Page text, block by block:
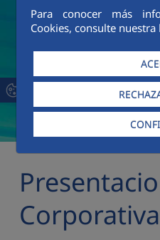
Para conocer más
Cookies, consulte nuestra
Corporativa